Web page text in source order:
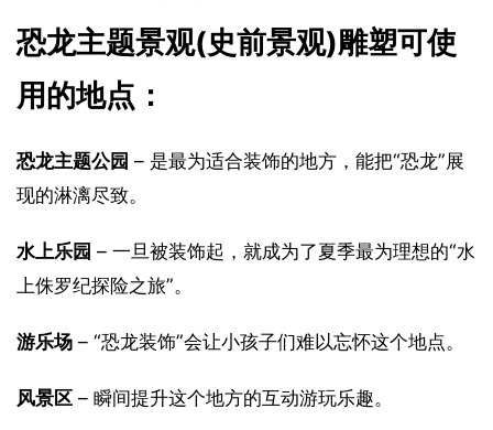
恐龙主题景观(史前景观)雕塑可使
用的地点：
恐龙主题公园 – 是最为适合装饰的地方，能把“恐龙”展
现的淋漓尽致。
水上乐园 – 一旦被装饰起，就成为了夏季最为理想的“水
上侏罗纪探险之旅”。
游乐场 – “恐龙装饰”会让小孩子们难以忘怀这个地点。
风景区 – 瞬间提升这个地方的互动游玩乐趣。